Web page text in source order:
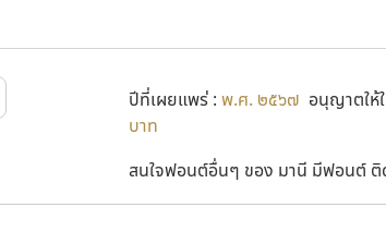
ปีที่เผยแพร่ : พ.ศ. ๒๕๖๗ อนุญาตให้
บาท
สนใจฟอนต์อื่นๆ ของ มานี มีฟอนต์ ติ